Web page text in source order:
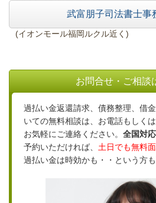
武富朋子司法書士事
(イオンモール福岡ルクル近く)
お問合せ・ご相談
過払い金返還請求、債務整理、借
いての無料相談は、お電話もしく
お気軽にご連絡ください。 全国対応
予約いただければ、 土日でも無料
過払い金は時効かも・・という方